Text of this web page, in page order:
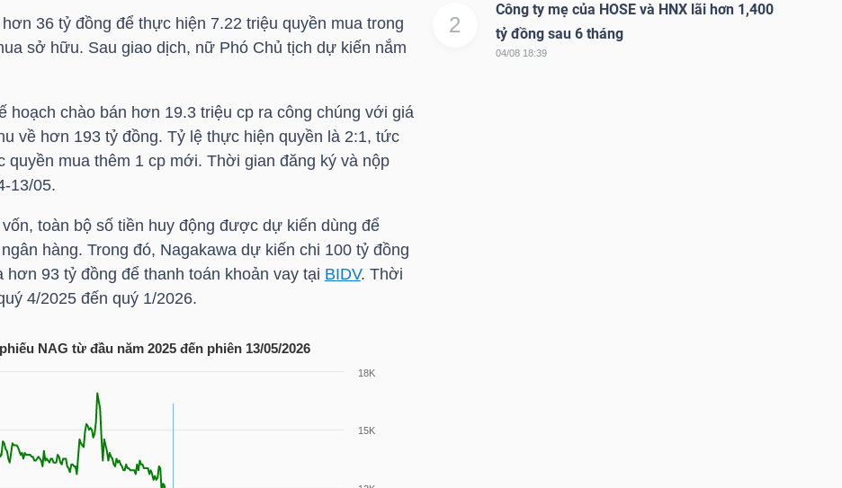
36 tỷ đồng để thực hiện 7.22 triệu quyền mua trong
sở hữu. Sau giao dịch, nữ Phó Chủ tịch dự kiến nắm
hoạch chào bán hơn 19.3 triệu cp ra công chúng với giá
về hơn 193 tỷ đồng. Tỷ lệ thực hiện quyền là 2:1, tức
mua thêm 1 cp mới. Thời gian đăng ký và nộp
13/05.
toàn bộ số tiền huy động được dự kiến dùng để
hàng. Trong đó, Nagakawa dự kiến chi 100 tỷ đồng
93 tỷ đồng để thanh toán khoản vay tại BIDV. Thời
4/2025 đến quý 1/2026.
NAG từ đầu năm 2025 đến phiên 13/05/2026
2
Công ty mẹ của HOSE và HNX lãi hơn 1,400
tỷ đồng sau 6 tháng
04/08 18:39